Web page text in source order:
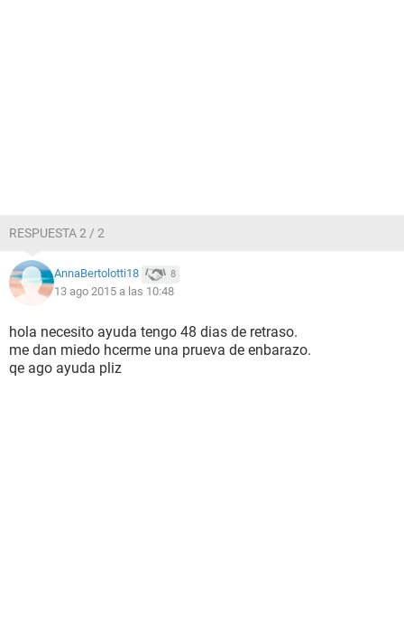
RESPUESTA 2 / 2
AnnaBertolotti18 8
13 ago 2015 a las 10:48
hola necesito ayuda tengo 48 dias de retraso.
me dan miedo hcerme una prueva de enbarazo.
qe ago ayuda pliz